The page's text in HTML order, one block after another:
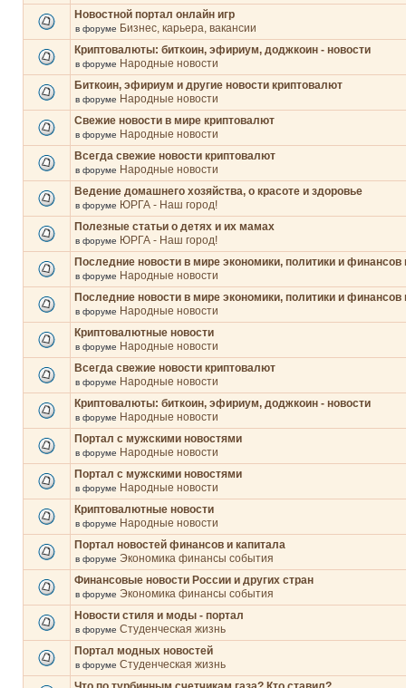
Новостной портал онлайн игр
в форуме Бизнес, карьера, вакансии
Криптовалюты: биткоин, эфириум, доджкоин - новости
в форуме Народные новости
Биткоин, эфириум и другие новости криптовалют
в форуме Народные новости
Свежие новости в мире криптовалют
в форуме Народные новости
Всегда свежие новости криптовалют
в форуме Народные новости
Ведение домашнего хозяйства, о красоте и здоровье
в форуме ЮРГА - Наш город!
Полезные статьи о детях и их мамах
в форуме ЮРГА - Наш город!
Последние новости в мире экономики, политики и финансов
в форуме Народные новости
Последние новости в мире экономики, политики и финансов
в форуме Народные новости
Криптовалютные новости
в форуме Народные новости
Всегда свежие новости криптовалют
в форуме Народные новости
Криптовалюты: биткоин, эфириум, доджкоин - новости
в форуме Народные новости
Портал с мужскими новостями
в форуме Народные новости
Портал с мужскими новостями
в форуме Народные новости
Криптовалютные новости
в форуме Народные новости
Портал новостей финансов и капитала
в форуме Экономика финансы события
Финансовые новости России и других стран
в форуме Экономика финансы события
Новости стиля и моды - портал
в форуме Студенческая жизнь
Портал модных новостей
в форуме Студенческая жизнь